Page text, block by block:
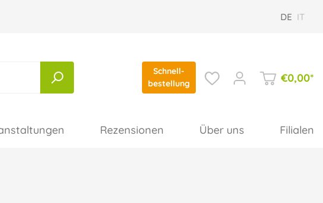
DE IT
Schnell-
bestellung
€0,00*
Rezensionen Über uns Filialen